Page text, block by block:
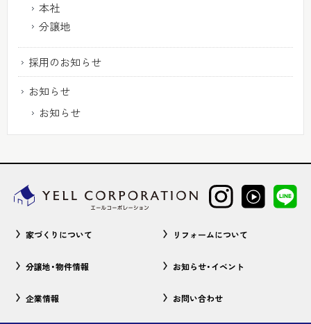
本社
分譲地
採用のお知らせ
お知らせ
お知らせ
家づくりについて リフォームについて
分譲地・物件情報 お知らせ・イベント
企業情報 お問い合わせ